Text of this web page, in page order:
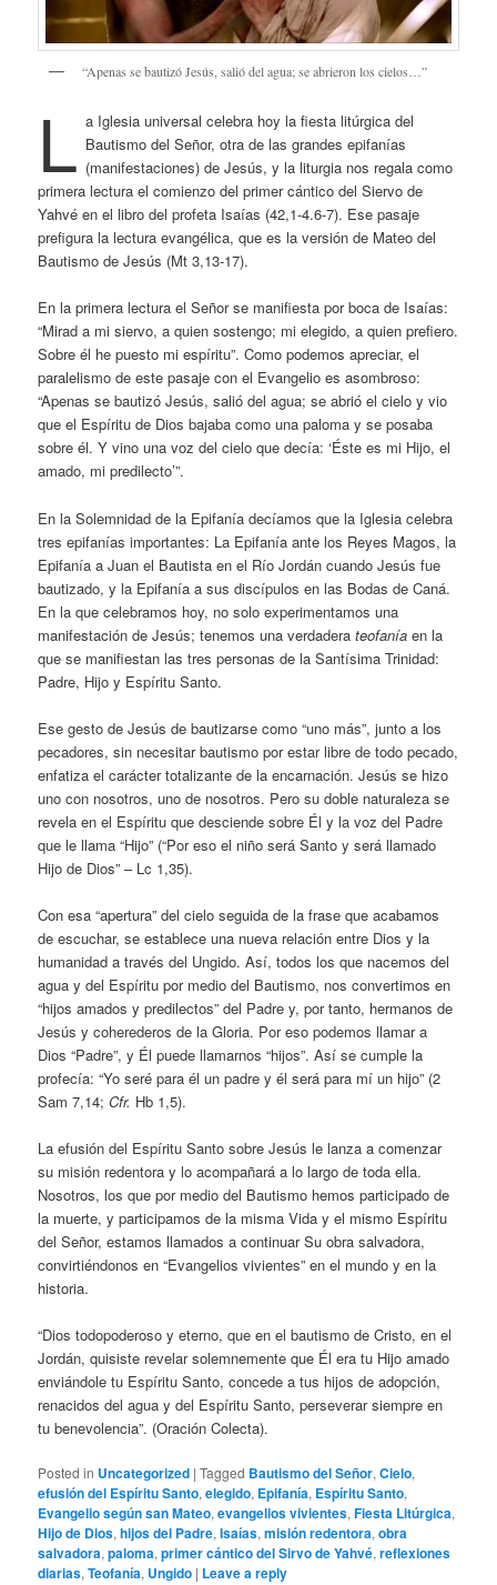
“Apenas se bautizó Jesús, salió del agua; se abrieron los cielos…”
L a Iglesia universal celebra hoy la fiesta litúrgica del
Bautismo del Señor, otra de las grandes epifanías
(manifestaciones) de Jesús, y la liturgia nos regala como
primera lectura el comienzo del primer cántico del Siervo de
Yahvé en el libro del profeta Isaías (42,1-4.6-7). Ese pasaje
prefigura la lectura evangélica, que es la versión de Mateo del
Bautismo de Jesús (Mt 3,13-17).
En la primera lectura el Señor se manifiesta por boca de Isaías:
“Mirad a mi siervo, a quien sostengo; mi elegido, a quien prefiero.
Sobre él he puesto mi espíritu”. Como podemos apreciar, el
paralelismo de este pasaje con el Evangelio es asombroso:
“Apenas se bautizó Jesús, salió del agua; se abrió el cielo y vio
que el Espíritu de Dios bajaba como una paloma y se posaba
sobre él. Y vino una voz del cielo que decía: ‘Éste es mi Hijo, el
amado, mi predilecto’”.
En la Solemnidad de la Epifanía decíamos que la Iglesia celebra
tres epifanías importantes: La Epifanía ante los Reyes Magos, la
Epifanía a Juan el Bautista en el Río Jordán cuando Jesús fue
bautizado, y la Epifanía a sus discípulos en las Bodas de Caná.
En la que celebramos hoy, no solo experimentamos una
manifestación de Jesús; tenemos una verdaderateofanía en la
que se manifiestan las tres personas de la Santísima Trinidad:
Padre, Hijo y Espíritu Santo.
Ese gesto de Jesús de bautizarse como “uno más”, junto a los
pecadores, sin necesitar bautismo por estar libre de todo pecado,
enfatiza el carácter totalizante de la encarnación. Jesús se hizo
uno con nosotros, uno de nosotros. Pero su doble naturaleza se
revela en el Espíritu que desciende sobre Él y la voz del Padre
que le llama “Hijo” (“Por eso el niño será Santo y será llamado
Hijo de Dios” – Lc 1,35).
Con esa “apertura” del cielo seguida de la frase que acabamos
de escuchar, se establece una nueva relación entre Dios y la
humanidad a través del Ungido. Así, todos los que nacemos del
agua y del Espíritu por medio del Bautismo, nos convertimos en
“hijos amados y predilectos” del Padre y, por tanto, hermanos de
Jesús y coherederos de la Gloria. Por eso podemos llamar a
Dios “Padre”, y Él puede llamarnos “hijos”. Así se cumple la
profecía: “Yo seré para él un padre y él será para mí un hijo” (2
Sam 7,14;Cfr. Hb 1,5).
La efusión del Espíritu Santo sobre Jesús le lanza a comenzar
su misión redentora y lo acompañará a lo largo de toda ella.
Nosotros, los que por medio del Bautismo hemos participado de
la muerte, y participamos de la misma Vida y el mismo Espíritu
del Señor, estamos llamados a continuar Su obra salvadora,
convirtiéndonos en “Evangelios vivientes” en el mundo y en la
historia.
“Dios todopoderoso y eterno, que en el bautismo de Cristo, en el
Jordán, quisiste revelar solemnemente que Él era tu Hijo amado
enviándole tu Espíritu Santo, concede a tus hijos de adopción,
renacidos del agua y del Espíritu Santo, perseverar siempre en
tu benevolencia”. (Oración Colecta).
Posted in Uncategorized |Tagged Bautismo del Señor,Cielo,
efusión del Espíritu Santo,elegido, Epifanía, Espíritu Santo,
Evangelio según san Mateo,evangelios vivientes,Fiesta Litúrgica,
Hijo de Dios,hijos del Padre,Isaías,misión redentora,obra
salvadora,paloma,primer cántico del Sirvo de Yahvé,reflexiones
diarias,Teofanía, Ungido | Leave a reply